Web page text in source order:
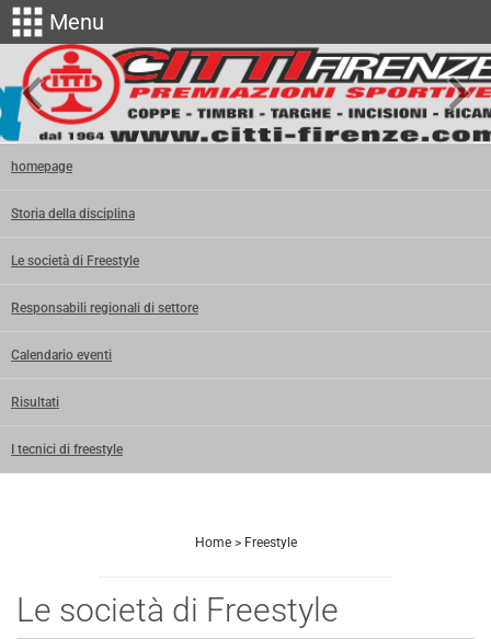
apps Menu
keyboard_arrow_left keyboard_arrow_right
homepage
Storia della disciplina
Le società di Freestyle
Responsabili regionali di settore
Calendario eventi
Risultati
I tecnici di freestyle
Home> Freestyle
Le società di Freestyle